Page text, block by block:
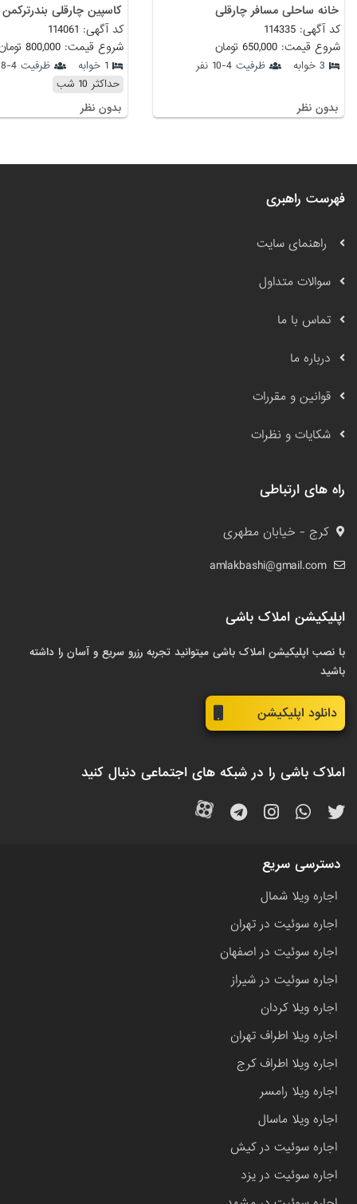
خانه ساحلی مسافر چارقلی
کد آگهی: 114335
شروع قیمت: 650,000 تومان
3 خوابه ظرفیت 4-10 نفر
بدون نظر
کاسپین چارقلی بندرترکمن
کد آگهی: 114061
شروع قیمت: 800,000 تومان
1 خوابه
ظرفیت 4-8 نفر
حداکثر 10 شب
بدون نظر
فهرست راهبری
راهنمای سایت
سوالات متداول
تماس با ما
درباره ما
قوانین و مقررات
شکایات و نظرات
راه های ارتباطی
کرج - خیابان مطهری
amlakbashi@gmail.com
اپلیکیشن املاک باشی
با نصب اپلیکیشن املاک باشی میتوانید تجربه رزرو سریع و آسان را داشته
باشید
دانلود اپلیکیشن
املاک باشی را در شبکه های اجتماعی دنبال کنید
دسترسی سریع
اجاره ویلا شمال
اجاره سوئیت در تهران
اجاره سوئیت در اصفهان
اجاره سوئیت در شیراز
اجاره ویلا کردان
اجاره ویلا اطراف تهران
اجاره ویلا اطراف کرج
اجاره ویلا رامسر
اجاره ویلا ماسال
اجاره سوئیت در کیش
اجاره سوئیت در یزد